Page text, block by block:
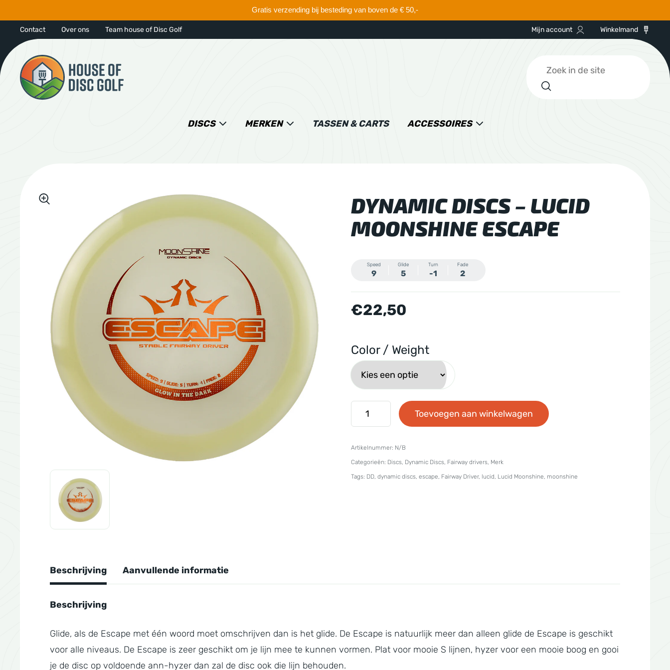
Gratis verzending bij besteding van boven de € 50,-
Contact Over ons Team house of Disc Golf Mijn account Winkelmand
DISCS MERKEN TASSEN & CARTS ACCESSOIRES
Zoeken
DYNAMIC DISCS – LUCID
MOONSHINE ESCAPE
Speed
9
Glide
5
Turn
-1
Fade
2
€22,50
Color / Weight
Dynamic
Discs
Moonshine
Toevoegen aan winkelwagen
Artikelnummer: N/B
Categorieën: Discs, Dynamic Discs, Fairway drivers, Merk
Tags: DD, dynamic discs, escape, Fairway Driver, lucid, Lucid Moonshine, moonshine
Beschrijving Aanvullende informatie
Beschrijving
Glide, als de Escape met één woord moet omschrijven dan is het glide. De Escape is natuurlijk meer dan alleen glide de Escape is geschikt
voor alle niveaus. De Escape is zeer geschikt om je lijn mee te kunnen vormen. Plat voor mooie S lijnen, hyzer voor een mooie boog en gooi
je de disc op voldoende ann-hyzer dan zal de disc ook die lijn behouden.